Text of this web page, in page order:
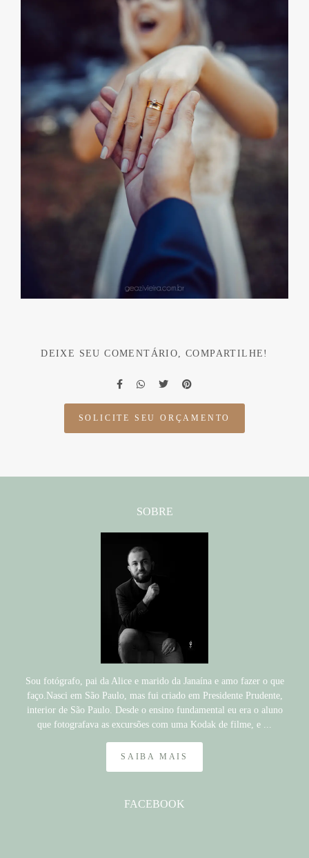
DEIXE SEU COMENTÁRIO, COMPARTILHE!
SOLICITE SEU ORÇAMENTO
SOBRE
Sou fotógrafo, pai da Alice e marido da Janaína e amo fazer o que
faço.Nasci em São Paulo, mas fui criado em Presidente Prudente,
interior de São Paulo. Desde o ensino fundamental eu era o aluno
que fotografava as excursões com uma Kodak de filme, e ...
SAIBA MAIS
FACEBOOK